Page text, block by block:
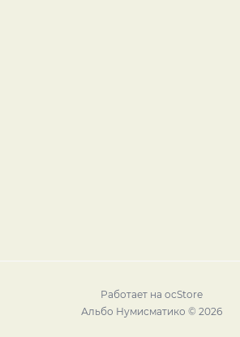
Работает на ocStore
Альбо Нумисматико © 2026